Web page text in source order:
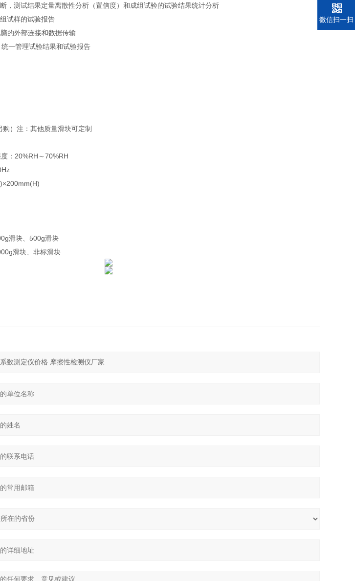
，测试结果定量离散性分析（置信度）和成组试验的试验结果统计分析
试样的试验报告
的外部连接和数据传输
一管理试验结果和试验报告
）注：其他质量滑块可定制
：20%RH～70%RH
滑块、500g滑块
滑块、非标滑块
电话
微信扫一扫